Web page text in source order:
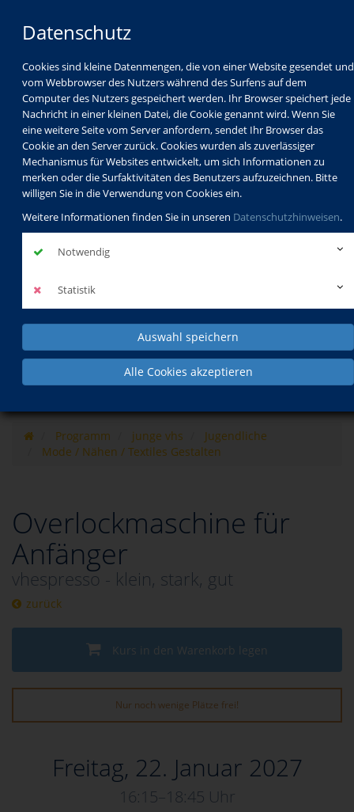
Datenschutz
Cookies sind kleine Datenmengen, die von einer Website gesendet und
vom Webbrowser des Nutzers während des Surfens auf dem
Computer des Nutzers gespeichert werden. Ihr Browser speichert jede
Nachricht in einer kleinen Datei, die Cookie genannt wird. Wenn Sie
eine weitere Seite vom Server anfordern, sendet Ihr Browser das
Cookie an den Server zurück. Cookies wurden als zuverlässiger
Mechanismus für Websites entwickelt, um sich Informationen zu
merken oder die Surfaktivitäten des Benutzers aufzuzeichnen. Bitte
willigen Sie in die Verwendung von Cookies ein.
Weitere Informationen finden Sie in unseren Datenschutzhinweisen.
Notwendig
Statistik
Auswahl speichern
Alle Cookies akzeptieren
Programm
Schulabschlüsse
Schulkindbetreuung
Service
Programm junge vhs
Jugendliche
Mode / Nähen / Textiles Gestalten
Overlockmaschine für
Anfänger
vhespresso - klein, stark, gut
zurück
Kurs in den Warenkorb legen
Nur noch wenige Plätze frei!
Freitag, 22. Januar 2027
16:15–18:45 Uhr